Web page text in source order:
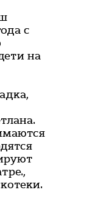
с
на